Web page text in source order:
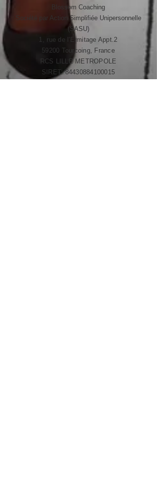
Blossom Coaching
Société par Action Simplifiée Unipersonnelle
(SASU)
1, rue de l'Ermitage Appt.2
59200 Tourcoing, France
RCS LILLE METROPOLE​​
SIRET:84430884100015